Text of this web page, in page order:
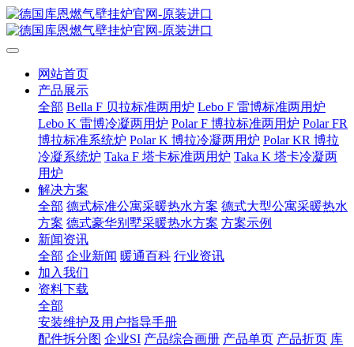
网站首页
产品展示
全部 Bella F 贝拉标准两用炉 Lebo F 雷博标准两用炉
Lebo K 雷博冷凝两用炉 Polar F 博拉标准两用炉 Polar FR
博拉标准系统炉 Polar K 博拉冷凝两用炉 Polar KR 博拉
冷凝系统炉 Taka F 塔卡标准两用炉 Taka K 塔卡冷凝两
用炉
解决方案
全部 德式标准公寓采暖热水方案 德式大型公寓采暖热水
方案 德式豪华别墅采暖热水方案 方案示例
新闻资讯
全部 企业新闻 暖通百科 行业资讯
加入我们
资料下载
全部
安装维护及用户指导手册
配件拆分图 企业SI 产品综合画册 产品单页 产品折页 库